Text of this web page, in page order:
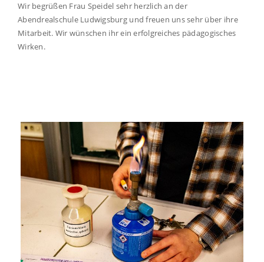
Wir begrüßen Frau Speidel sehr herzlich an der
Abendrealschule Ludwigsburg und freuen uns sehr über ihre
Mitarbeit. Wir wünschen ihr ein erfolgreiches pädagogisches
Wirken.